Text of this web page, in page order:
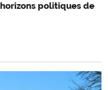
politiques de